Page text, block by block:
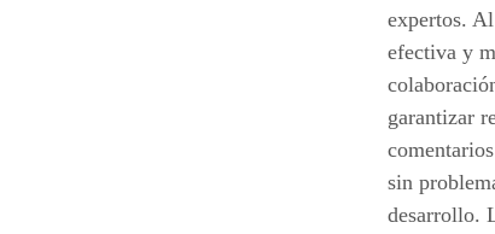
expertos.
efectiva y
garantizar
sin
desarrollo.